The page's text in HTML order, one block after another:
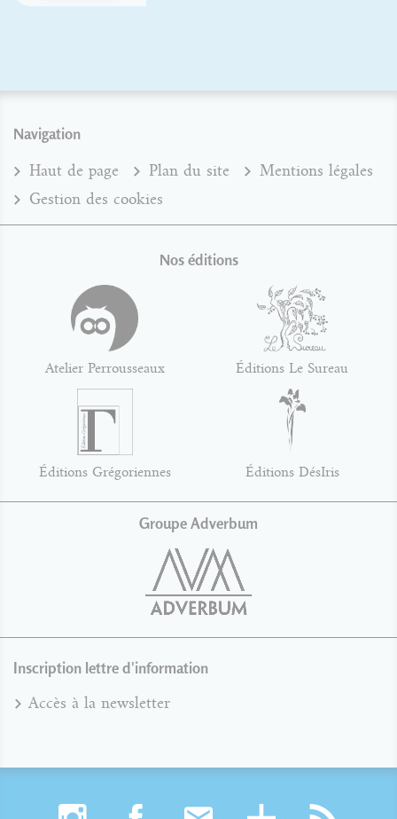
Navigation
Haut de page Plan du site
Mentions légales
Gestion des cookies
Nos éditions
Atelier Perrousseaux Éditions Le Sureau
Éditions Grégoriennes Éditions DésIris
Groupe Adverbum
Inscription lettre d'information
Accès à la newsletter